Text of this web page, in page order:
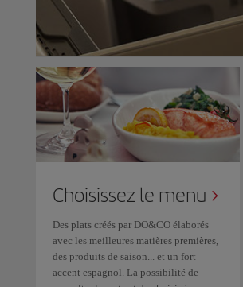
Choisissez le menu
Des plats créés par DO&CO élaborés
avec les meilleures matières premières,
des produits de saison... et un fort
accent espagnol. La possibilité de